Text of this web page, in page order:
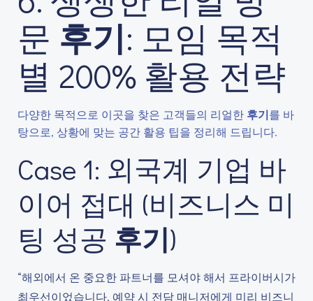
문 후기: 모임 목적
별 200% 활용 전략
다양한 목적으로 이곳을 찾은 고객들의 리얼한 후기를 바
탕으로, 상황에 맞는 공간 활용 팁을 정리해 드립니다.
Case 1: 외국계 기업 바
이어 접대 (비즈니스 미
팅 성공 후기)
“해외에서 온 중요한 파트너를 모셔야 해서 프라이버시가
최우선이었습니다. 예약 시 전담 매니저에게 미리 비즈니